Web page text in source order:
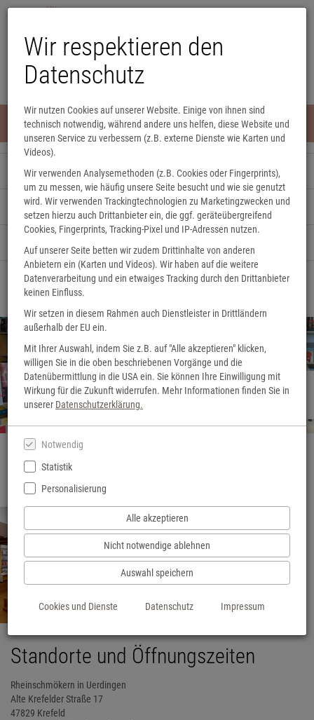
Wir respektieren den
Datenschutz
Wir nutzen Cookies auf unserer Website. Einige von ihnen sind
technisch notwendig, während andere uns helfen, diese Website und
unseren Service zu verbessern (z.B. externe Dienste wie Karten und
Videos).
Wir verwenden Analysemethoden (z.B. Cookies oder Fingerprints),
um zu messen, wie häufig unsere Seite besucht und wie sie genutzt
wird. Wir verwenden Trackingtechnologien zu Marketingzwecken und
setzen hierzu auch Drittanbieter ein, die ggf. geräteübergreifend
Cookies, Fingerprints, Tracking-Pixel und IP-Adressen nutzen.
Auf unserer Seite betten wir zudem Drittinhalte von anderen
Anbietern ein (Karten und Videos). Wir haben auf die weitere
Datenverarbeitung und ein etwaiges Tracking durch den Drittanbieter
keinen Einfluss.
Wir setzen in diesem Rahmen auch Dienstleister in Drittländern
außerhalb der EU ein.
Mit Ihrer Auswahl, indem Sie z.B. auf "Alle akzeptieren" klicken,
willigen Sie in die oben beschriebenen Vorgänge und die
Datenübermittlung in die USA ein. Sie können Ihre Einwilligung mit
Wirkung für die Zukunft widerrufen. Mehr Informationen finden Sie in
unserer Datenschutzerklärung.
Notwendig
Statistik
Personalisierung
Alle akzeptieren
Nicht notwendige ablehnen
Auswahl speichern
Cookies und Dienste Datenschutz Impressum
Menü 0
Unsere Veranstaltungen
Eine Nacht in der Buchhandlung
Raumbuchung
Herzlich Willkommen
Hier geht's zu unserem 3D-Rundgang
Unsere Veranstaltungen
mehr Infos
Standorte und Öffnungszeiten
Rheinschmökern in Uerdingen
Alte Krefelder Straße 17
47829 Krefeld